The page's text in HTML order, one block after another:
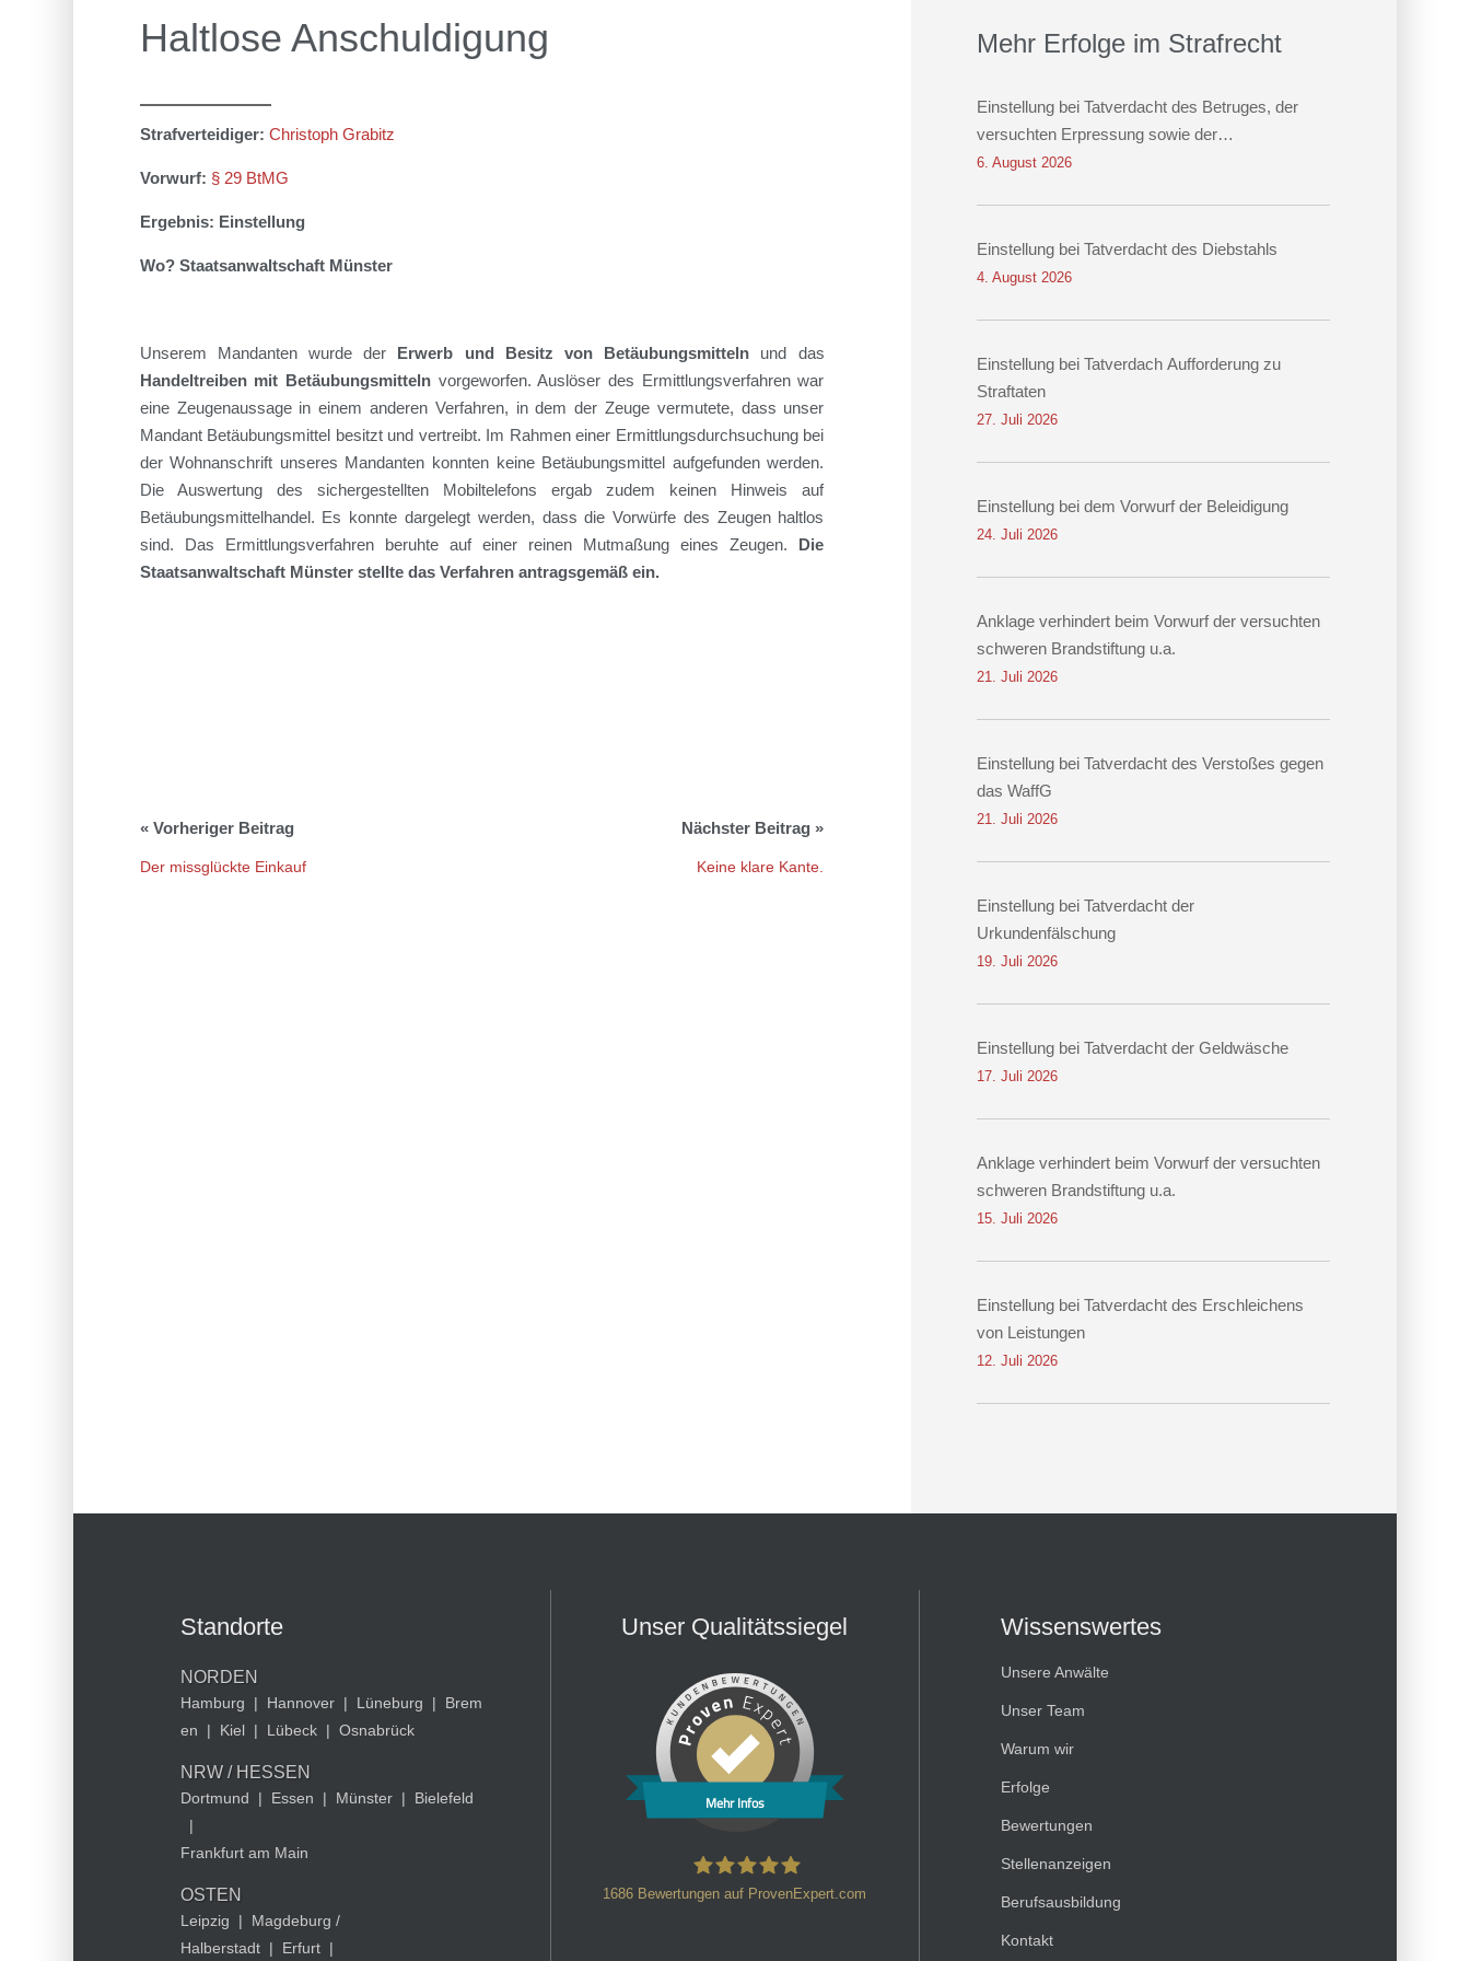
Haltlose Anschuldigung
Strafverteidiger: Christoph Grabitz
Vorwurf: § 29 BtMG
Ergebnis: Einstellung
Wo? Staatsanwaltschaft Münster
Unserem Mandantenwurde der Erwerb und Besitz von Betäubungsmitteln und das
Handeltreiben mit Betäubungsmitteln vorgeworfen. Auslöserdes Ermittlungsverfahrenwar
eine Zeugenaussage in einem anderen Verfahren, in dem der Zeuge vermutete, dass unser
Mandant Betäubungsmittel besitzt und vertreibt. Im Rahmen einer Ermittlungsdurchsuchung bei
der Wohnanschrift unseres Mandanten konnten keine Betäubungsmittel aufgefunden werden.
Die Auswertung des sichergestellten Mobiltelefons ergab zudem keinen Hinweis auf
Betäubungsmittelhandel. Es konnte dargelegt werden, dass die Vorwürfe des Zeugen haltlos
sind. Das Ermittlungsverfahren beruhte auf einer reinen Mutmaßung eines Zeugen. Die
Staatsanwaltschaft Münster stellte das Verfahren antragsgemäß ein.
Der missglückte Einkauf Keine klare Kante.
Mehr Erfolge im Strafrecht
Einstellung bei Tatverdacht des Betruges, der
versuchten Erpressung sowie der
Datenveränderung
6. August 2026
Einstellung bei Tatverdacht des Diebstahls
4. August 2026
Einstellung bei Tatverdach Aufforderung zu
Straftaten
27. Juli 2026
Einstellung bei dem Vorwurf der Beleidigung
24. Juli 2026
Anklage verhindert beim Vorwurf der versuchten
schweren Brandstiftung u.a.
21. Juli 2026
Einstellung bei Tatverdacht des Verstoßes gegen
das WaffG
21. Juli 2026
Einstellung bei Tatverdacht der
Urkundenfälschung
19. Juli 2026
Einstellung bei Tatverdacht der Geldwäsche
17. Juli 2026
Anklage verhindert beim Vorwurf der versuchten
schweren Brandstiftung u.a.
15. Juli 2026
Einstellung bei Tatverdacht des Erschleichens
von Leistungen
12. Juli 2026
Standorte
NORDEN
Hamburg | Hannover | Lüneburg |
Brem
en
| Kiel | Lübeck | Osnabrück
NRW / HESSEN
Dortmund | Essen | Münster |
Bielefeld
|
Frankfurt am Main
OSTEN
Leipzig |
Magdeburg /
Halberstadt | Erfurt |
Unser Qualitätssiegel
Mehr Infos
1686 Bewertungen auf ProvenExpert.com
Wissenswertes
Unsere Anwälte
Unser Team
Warum wir
Erfolge
Bewertungen
Stellenanzeigen
Berufsausbildung
Kontakt